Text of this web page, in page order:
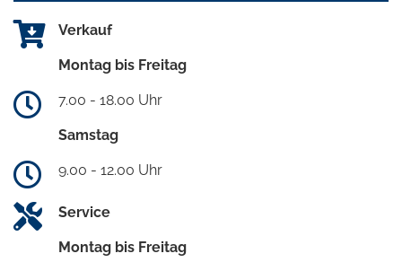
Verkauf
Montag bis Freitag
7.00 - 18.00 Uhr
Samstag
9.00 - 12.00 Uhr
Service
Montag bis Freitag